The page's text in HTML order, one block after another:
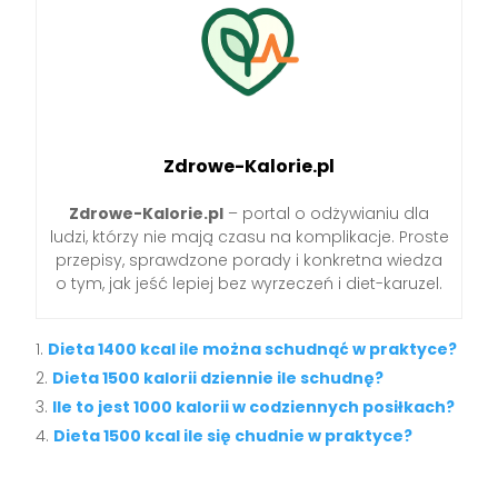
Zdrowe-Kalorie.pl
Zdrowe-Kalorie.pl – portal o odżywianiu dla
ludzi, którzy nie mają czasu na komplikacje. Proste
przepisy, sprawdzone porady i konkretna wiedza
o tym, jak jeść lepiej bez wyrzeczeń i diet-karuzel.
Dieta 1400 kcal ile można schudnąć w praktyce?
Dieta 1500 kalorii dziennie ile schudnę?
Ile to jest 1000 kalorii w codziennych posiłkach?
Dieta 1500 kcal ile się chudnie w praktyce?